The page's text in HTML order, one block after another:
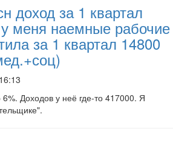
доход за 1 квартал
меня наемные рабочие
за 1 квартал 14800
Доходов у неё где-то 417000. Я